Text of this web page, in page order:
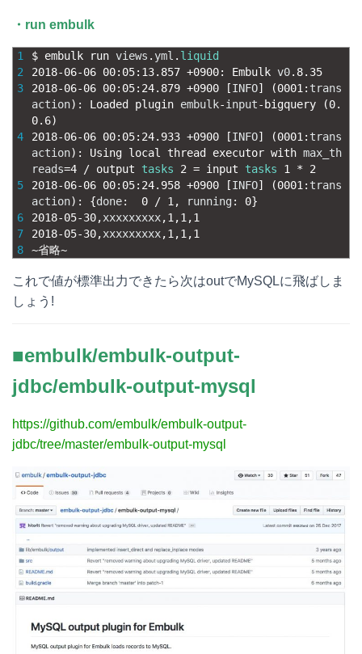
・run embulk
1
2
3
4
5
6
7
8
$ embulk run views . yml . liquid
2018-06-06 00: 05: 13.857 +0900: Embulk v0. 8.35
2018-06-06 00: 05: 24.879 +0900 [INFO] (0001 : trans
action) : Loaded plugin embulk-input- bigquery (0.
0.6)
2018-06-06 00: 05: 24.933 +0900 [INFO] (0001 : trans
action) : Using local thread executor with max_th
reads=4 / output tasks 2 = input tasks 1 *
2
2018-06-06 00: 05: 24.958 +0900 [INFO] (0001 : trans
action) : {done: 0 / 1 , running : 0}
2018-05-30,xxxxxxxxx,1 ,1 ,1
2018-05-30,xxxxxxxxx,1 ,1 ,1
~省略~
これで値が標準出力できたら次はoutでMySQLに飛ばしま
しょう!
■embulk/embulk-output-
jdbc/embulk-output-mysql
https://github.com/embulk/embulk-output-
jdbc/tree/master/embulk-output-mysql